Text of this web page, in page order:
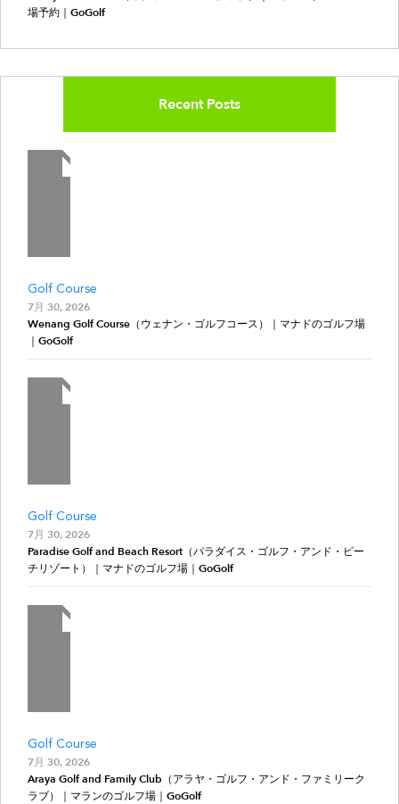
場予約｜GoGolf
Recent Posts
Golf Course
7月 30, 2026
Wenang Golf Course（ウェナン・ゴルフコース）｜マナドのゴルフ場
｜GoGolf
Golf Course
7月 30, 2026
Paradise Golf and Beach Resort（パラダイス・ゴルフ・アンド・ビー
チリゾート）｜マナドのゴルフ場｜GoGolf
Golf Course
7月 30, 2026
Araya Golf and Family Club（アラヤ・ゴルフ・アンド・ファミリーク
ラブ）｜マランのゴルフ場｜GoGolf